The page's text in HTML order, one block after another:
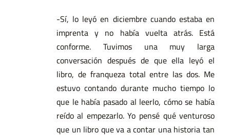
-Sí, lo leyó en diciembre cuando estaba en
imprenta y no había vuelta atrás. Está
conforme. Tuvimos una muy larga
conversación después de que ella leyó el
libro, de franqueza total entre las dos. Me
estuvo contando durante mucho tiempo lo
que le había pasado al leerlo, cómo se había
reído al empezarlo. Yo pensé qué venturoso
que un libro que va a contar una historia tan